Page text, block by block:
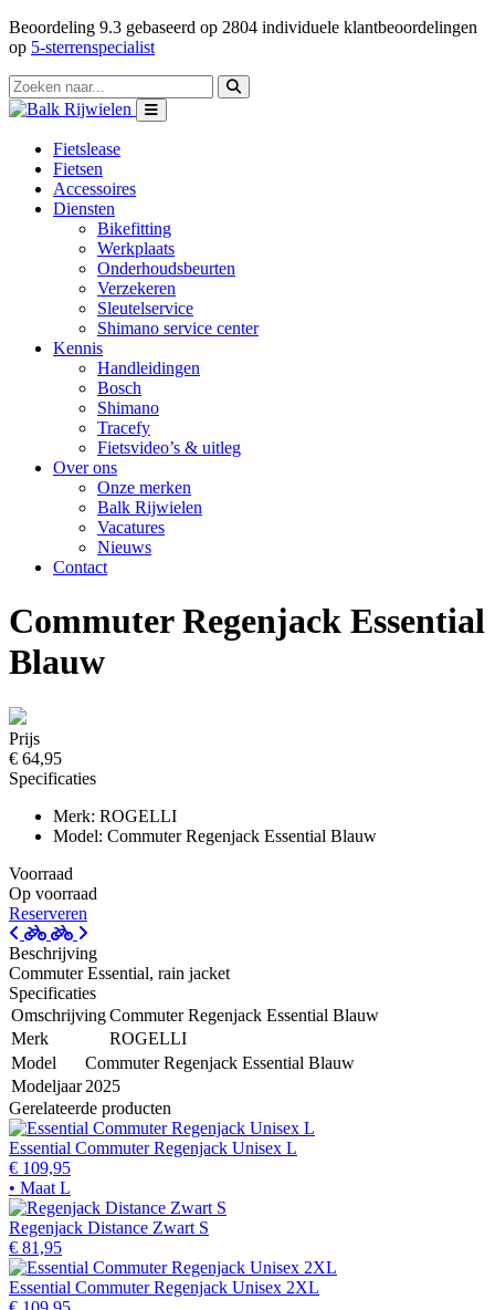
Beoordeling 9.3 gebaseerd op 2804 individuele klantbeoordelingen
op 5-sterrenspecialist
Fietslease
Fietsen
Accessoires
Diensten
Bikefitting
Werkplaats
Onderhoudsbeurten
Verzekeren
Sleutelservice
Shimano service center
Kennis
Handleidingen
Bosch
Shimano
Tracefy
Fietsvideo’s & uitleg
Over ons
Onze merken
Balk Rijwielen
Vacatures
Nieuws
Contact
Commuter Regenjack Essential
Blauw
Prijs
€ 64,95
Specificaties
Merk: ROGELLI
Model: Commuter Regenjack Essential Blauw
Voorraad
Op voorraad
Reserveren
Beschrijving
Commuter Essential, rain jacket
Specificaties
OmschrijvingCommuter Regenjack Essential Blauw
Merk
ROGELLI
Model
Commuter Regenjack Essential Blauw
Modeljaar 2025
Gerelateerde producten
Essential Commuter Regenjack Unisex L
€ 109,95
• Maat L
Regenjack Distance Zwart S
€ 81,95
Essential Commuter Regenjack Unisex 2XL